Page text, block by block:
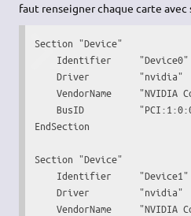
faut renseigner chaque carte avec
Section "Device"
    Identifier     "Device0"
    Driver         "nvidia"
VendorName     "NVIDIA
BusID
EndSection
Section "Device"
    Identifier     "Device1"
    Driver         "nvidia"
VendorName     "NVIDIA